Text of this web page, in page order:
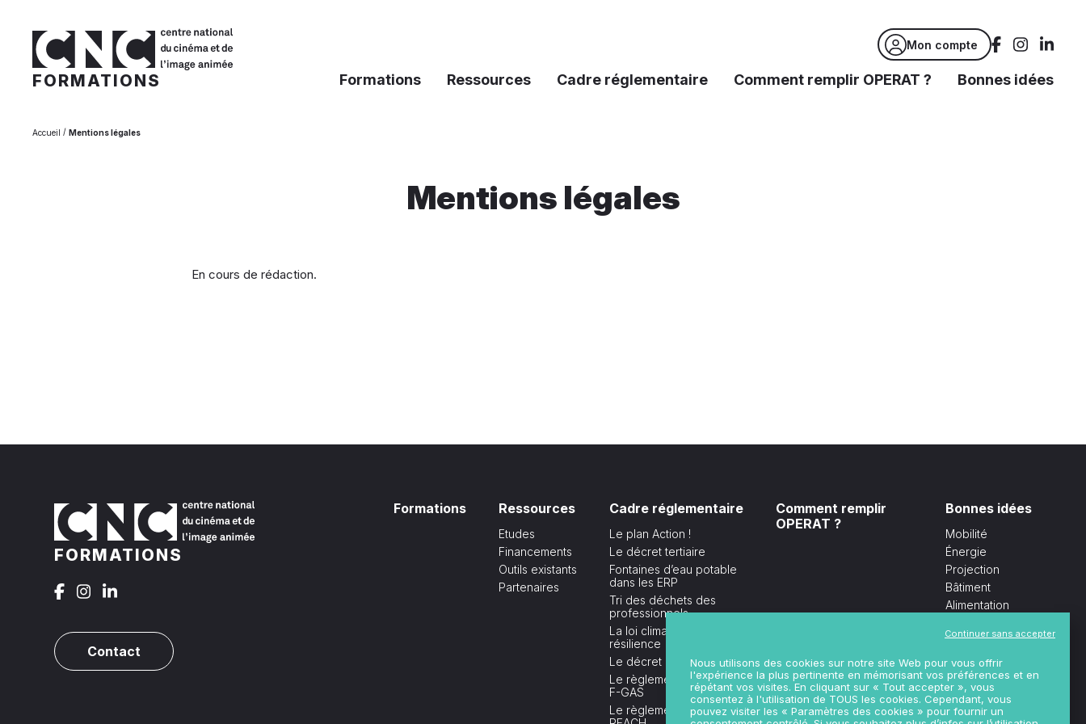
FORMATIONS
Mon compte
Formations Ressources Cadre réglementaire Comment remplir OPERAT ? Bonnes idées
Accueil / Mentions légales
Mentions légales
En cours de rédaction.
FORMATIONS
Contact
Formations Ressources
Etudes
Financements
Outils existants
Partenaires
Cadre réglementaire
Le plan Action !
Le décret tertiaire
Fontaines d’eau potable
dans les ERP
Tri des déchets des
professionnels
La loi climat et
résilience
Le décret BACS
Le règlement européen
F-GAS
Le règlement européen
Comment remplir
OPERAT ?
Bonnes idées
Mobilité
Énergie
Projection
Bâtiment
Alimentation
Nous utilisons des cookies sur notre site Web pour vous offrir
l'expérience la plus pertinente en mémorisant vos préférences et en
répétant vos visites. En cliquant sur « Tout accepter », vous
consentez à l'utilisation de TOUS les cookies. Cependant, vous
pouvez visiter les « Paramètres des cookies » pour fournir un
Continuer sans accepter